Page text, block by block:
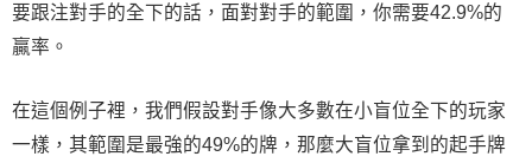
要跟注對手的全下的話，面對對手的範圍，你需要42.9%的
贏率。
在這個例子裡，我們假設對手像大多數在小盲位全下的玩家
一樣，其範圍是最強的49%的牌，那麼大盲位拿到的起手牌